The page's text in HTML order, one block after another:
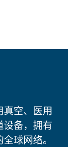
空、医用
设备，拥有
球网络。